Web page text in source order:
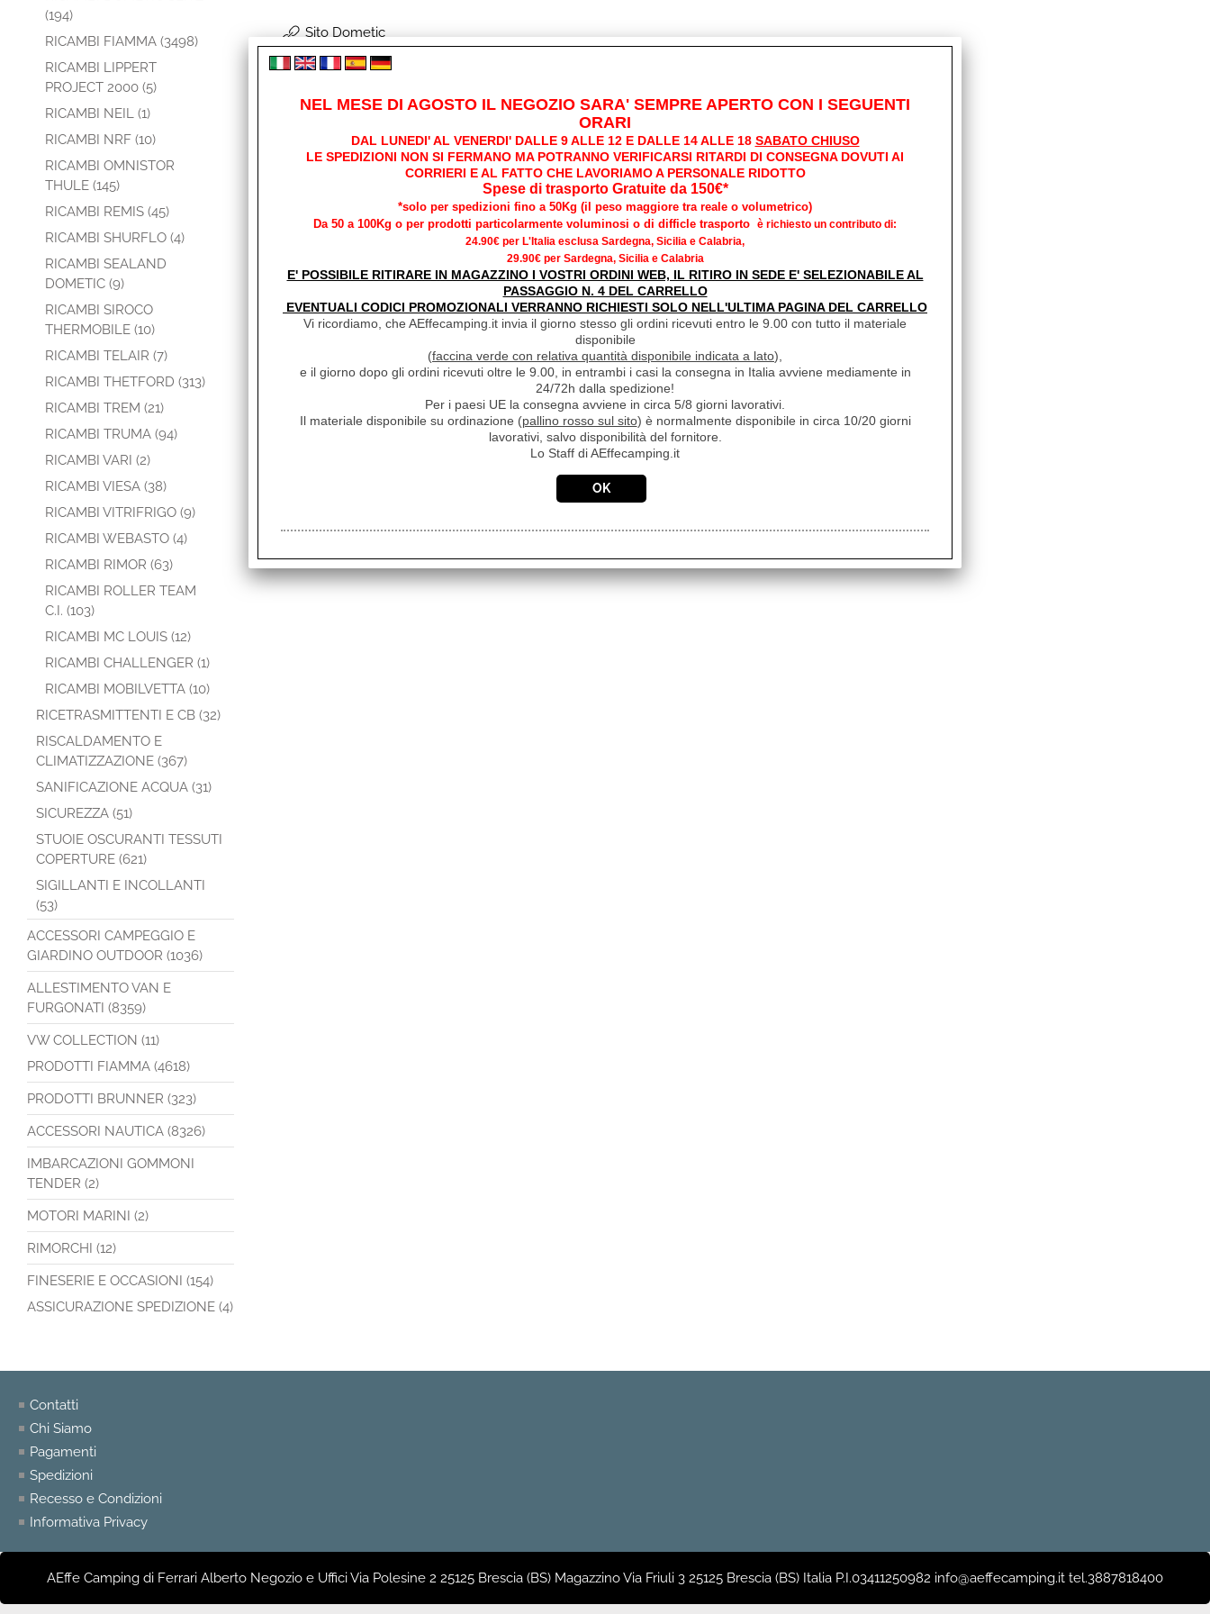
(194)
RICAMBI FIAMMA (3498)
RICAMBI LIPPERT
PROJECT 2000 (5)
RICAMBI NEIL (1)
RICAMBI NRF (10)
RICAMBI OMNISTOR
THULE (145)
RICAMBI REMIS (45)
RICAMBI SHURFLO (4)
RICAMBI SEALAND
DOMETIC (9)
RICAMBI SIROCO
THERMOBILE (10)
RICAMBI TELAIR (7)
RICAMBI THETFORD (313)
RICAMBI TREM (21)
RICAMBI TRUMA (94)
RICAMBI VARI (2)
RICAMBI VIESA (38)
RICAMBI VITRIFRIGO (9)
RICAMBI WEBASTO (4)
RICAMBI RIMOR (63)
RICAMBI ROLLER TEAM
C.I. (103)
RICAMBI MC LOUIS (12)
RICAMBI CHALLENGER (1)
RICAMBI MOBILVETTA (10)
RICETRASMITTENTI E CB (32)
RISCALDAMENTO E
CLIMATIZZAZIONE (367)
SANIFICAZIONE ACQUA (31)
SICUREZZA (51)
STUOIE OSCURANTI TESSUTI
COPERTURE (621)
SIGILLANTI E INCOLLANTI
(53)
ACCESSORI CAMPEGGIO E
GIARDINO OUTDOOR (1036)
ALLESTIMENTO VAN E
FURGONATI (8359)
VW COLLECTION (11)
PRODOTTI FIAMMA (4618)
PRODOTTI BRUNNER (323)
ACCESSORI NAUTICA (8326)
IMBARCAZIONI GOMMONI
TENDER (2)
MOTORI MARINI (2)
RIMORCHI (12)
FINESERIE E OCCASIONI (154)
ASSICURAZIONE SPEDIZIONE (4)
Sito Dometic
Contatti
Chi Siamo
Pagamenti
Spedizioni
Recesso e Condizioni
Informativa Privacy
AEffe Camping di Ferrari Alberto Negozio e Uffici Via Polesine 2 25125 Brescia (BS) Magazzino Via Friuli 3 25125 Brescia (BS) Italia P.I.03411250982 info@aeffecamping.it tel.3887818400
NEL MESE DI AGOSTO IL NEGOZIO SARA' SEMPRE APERTO CON I SEGUENTI
ORARI
DAL LUNEDI' AL VENERDI' DALLE 9 ALLE 12 E DALLE 14 ALLE 18 SABATO CHIUSO
LE SPEDIZIONI NON SI FERMANO MA POTRANNO VERIFICARSI RITARDI DI CONSEGNA DOVUTI AI
CORRIERI E AL FATTO CHE LAVORIAMO A PERSONALE RIDOTTO
Spese di trasporto Gratuite da 150€*
*solo per spedizioni fino a 50Kg (il peso maggiore tra reale o volumetrico)
Da 50 a 100Kg o per prodotti particolarmente voluminosi o di difficle trasporto è richiesto un contributo di:
24.90€ per L'Italia esclusa Sardegna, Sicilia e Calabria,
29.90€ per Sardegna, Sicilia e Calabria
E' POSSIBILE RITIRARE IN MAGAZZINO I VOSTRI ORDINI WEB, IL RITIRO IN SEDE E' SELEZIONABILE AL
PASSAGGIO N. 4 DEL CARRELLO
EVENTUALI CODICI PROMOZIONALI VERRANNO RICHIESTI SOLO NELL'ULTIMA PAGINA DEL CARRELLO
Vi ricordiamo, che AEffecamping.it invia il giorno stesso gli ordini ricevuti entro le 9.00 con tutto il materiale
disponibile
(faccina verde con relativa quantità disponibile indicata a lato),
e il giorno dopo gli ordini ricevuti oltre le 9.00, in entrambi i casi la consegna in Italia avviene mediamente in
24/72h dalla spedizione!
Per i paesi UE la consegna avviene in circa 5/8 giorni lavorativi.
Il materiale disponibile su ordinazione (pallino rosso sul sito) è normalmente disponibile in circa 10/20 giorni
lavorativi, salvo disponibilità del fornitore.
Lo Staff di AEffecamping.it